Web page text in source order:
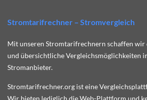
Stromtarifrechner – Stromvergleich
Mit unseren Stromtarifrechnern schaffen wir
und übersichtliche Vergleichsmöglichkeiten
Stromanbieter.
Stromtarifrechner.org ist eine